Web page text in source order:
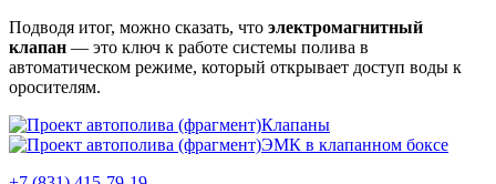
Подводя итог, можно сказать, что электромагнитный
клапан — это ключ к работе системы полива в
автоматическом режиме, который открывает доступ воды к
оросителям.
Клапаны
ЭМК в клапанном боксе